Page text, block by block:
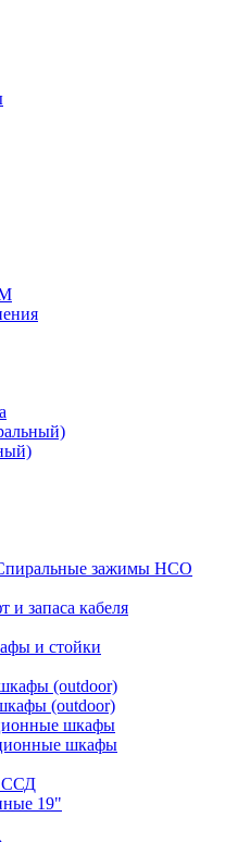
зажимы НСО
и запаса кабеля
и стойки
(outdoor)
(outdoor)
шкафы
шкафы
ССД
19"